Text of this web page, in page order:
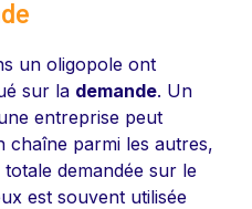
un oligopole ont
sur la demande. Un
entreprise peut
chaîne parmi les autres,
demandée sur le
est souvent utilisée